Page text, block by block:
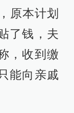
原本计划
了钱，夫
，收到缴
能向亲戚